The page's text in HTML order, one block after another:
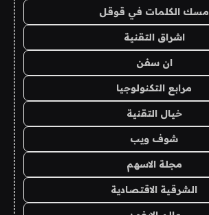
مسك الكلمات في قوقل
اشراق التقنية
ان سفن
مرابع التكنولوجيا
خيال التقنية
شوف ويب
مجلة الاسهم
الشرقية الاقتصادية